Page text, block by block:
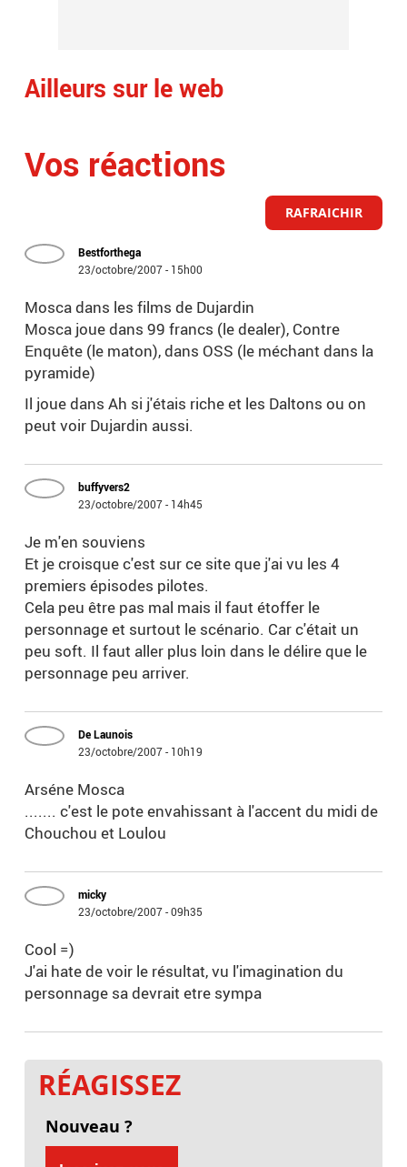
Ailleurs sur le web
Vos réactions
RAFRAICHIR
Bestforthega
23/octobre/2007 - 15h00
Mosca dans les films de Dujardin
Mosca joue dans 99 francs (le dealer), Contre
Enquête (le maton), dans OSS (le méchant dans la
pyramide)
Il joue dans Ah si j'étais riche et les Daltons ou on
peut voir Dujardin aussi.
buffyvers2
23/octobre/2007 - 14h45
Je m'en souviens
Et je croisque c'est sur ce site que j'ai vu les 4
premiers épisodes pilotes.
Cela peu être pas mal mais il faut étoffer le
personnage et surtout le scénario. Car c'était un
peu soft. Il faut aller plus loin dans le délire que le
personnage peu arriver.
De Launois
23/octobre/2007 - 10h19
Arséne Mosca
....... c'est le pote envahissant à l'accent du midi de
Chouchou et Loulou
micky
23/octobre/2007 - 09h35
Cool =)
J'ai hate de voir le résultat, vu l'imagination du
personnage sa devrait etre sympa
RÉAGISSEZ
Nouveau ?